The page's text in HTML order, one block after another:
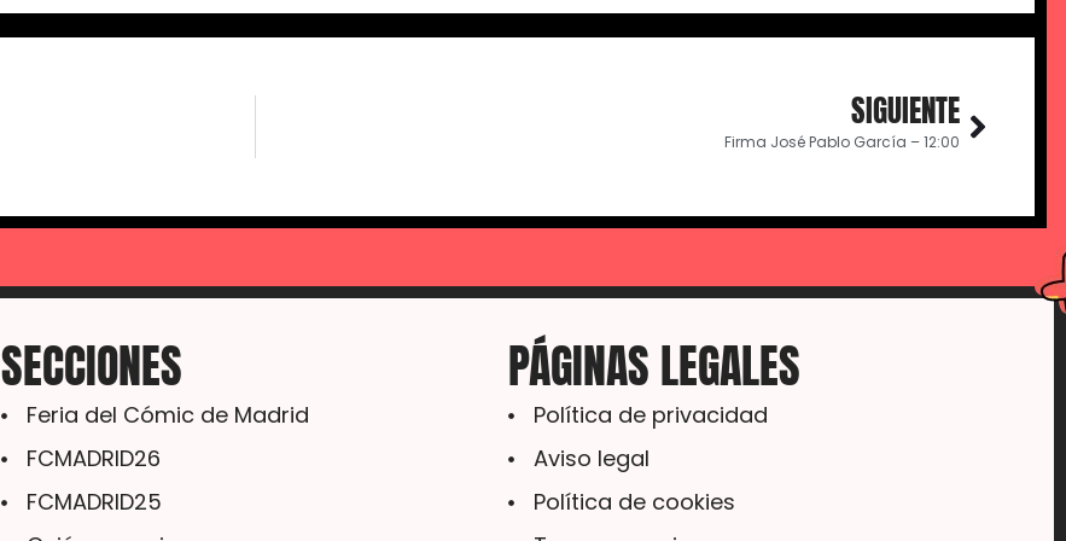
SIGUIENTE
Firma José Pablo García – 12:00
SECCIONES
Feria del Cómic de Madrid
FCMADRID26
FCMADRID25
PÁGINAS LEGALES
Política de privacidad
Aviso legal
Política de cookies